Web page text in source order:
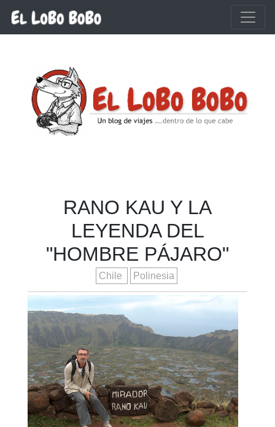
Ir al contenido principal
RANO KAU Y LA
LEYENDA DEL
"HOMBRE PÁJARO"
Chile Polinesia